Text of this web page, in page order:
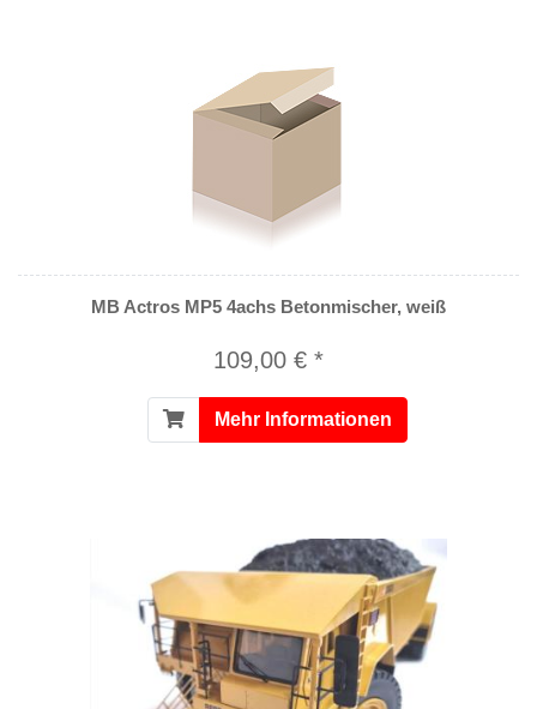
MB Actros MP5 4achs Betonmischer, weiß
109,00 € *
Mehr Informationen